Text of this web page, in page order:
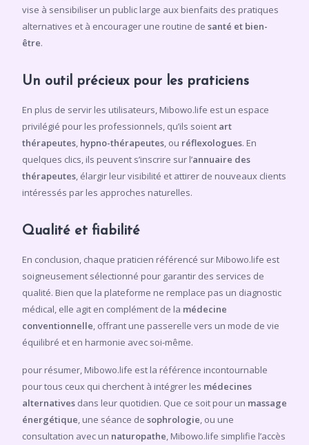
vise à sensibiliser un public large aux bienfaits des pratiques
alternatives et à encourager une routine de santé et bien-
être.
Un outil précieux pour les praticiens
En plus de servir les utilisateurs, Mibowo.life est un espace
privilégié pour les professionnels, qu’ils soient art
thérapeutes, hypno-thérapeutes, ou réflexologues. En
quelques clics, ils peuvent s’inscrire sur l’annuaire des
thérapeutes, élargir leur visibilité et attirer de nouveaux clients
intéressés par les approches naturelles.
Qualité et fiabilité
En conclusion, chaque praticien référencé sur Mibowo.life est
soigneusement sélectionné pour garantir des services de
qualité. Bien que la plateforme ne remplace pas un diagnostic
médical, elle agit en complément de la médecine
conventionnelle, offrant une passerelle vers un mode de vie
équilibré et en harmonie avec soi-même.
pour résumer, Mibowo.life est la référence incontournable
pour tous ceux qui cherchent à intégrer les médecines
alternatives dans leur quotidien. Que ce soit pour un massage
énergétique, une séance de sophrologie, ou une
consultation avec un naturopathe, Mibowo.life simplifie l’accès